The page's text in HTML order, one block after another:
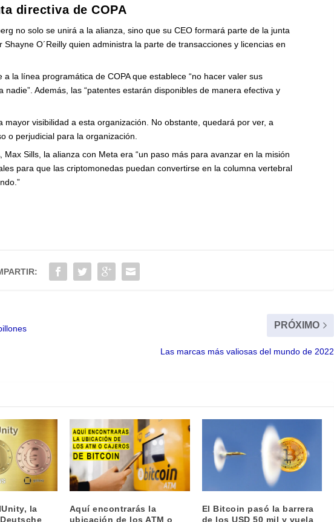
directiva de COPA
no solo se unirá a la alianza, sino que su CEO formará parte de la junta
O´Reilly quien administra la parte de transacciones y licencias en
la línea programática de COPA que establece “no hacer valer sus
Además, las “patentes estarán disponibles de manera efectiva y
mayor visibilidad a esta organización. No obstante, quedará por ver, a
o perjudicial para la organización.
Sills, la alianza con Meta era “un paso más para avanzar en la misión
para que las criptomonedas puedan convertirse en la columna vertebral
PRÓXIMO
Las marcas más valiosas del mundo de 2022
la
Aquí encontrarás la
ubicación de los ATM o
El Bitcoin pasó la barrera
de los USD 50 mil y vuela